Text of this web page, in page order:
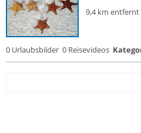
9,4 km entfernt
0 Urlaubsbilder 0 Reisevideos